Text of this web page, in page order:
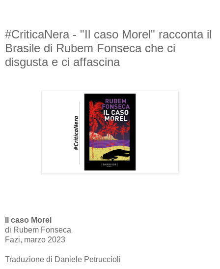
#CriticaNera - "Il caso Morel" racconta il
Brasile di Rubem Fonseca che ci
disgusta e ci affascina
Il caso Morel
di Rubem Fonseca
Fazi, marzo 2023
Traduzione di Daniele Petruccioli